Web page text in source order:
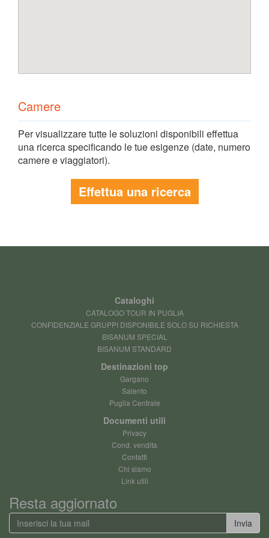
Camere
Per visualizzare tutte le soluzioni disponibili effettua
una ricerca specificando le tue esigenze (date, numero
camere e viaggiatori).
Effettua una ricerca
Cataloghi
CATALOGO TOUR IN PUGLIA
CONFIDENZIALE GRUPPI DISPONIBILE SOLO SU RICHIESTA
BISANUM SPECIAL
BISANUM STANDARD
Destinazioni top
Gargano
Salento
Puglia Centrale
Documenti utili
Privacy
Cond. vendita
Contatti
Chi siamo
Link utili
Resta aggiornato
Invia